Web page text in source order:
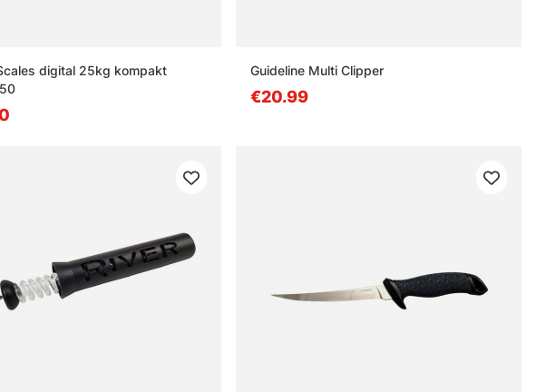
digital 25kg kompakt
Guideline Multi Clipper
€20.99